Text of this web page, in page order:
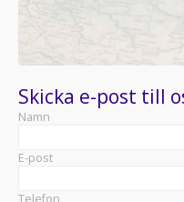
Skicka e-post till
Namn
E-post
Telefon